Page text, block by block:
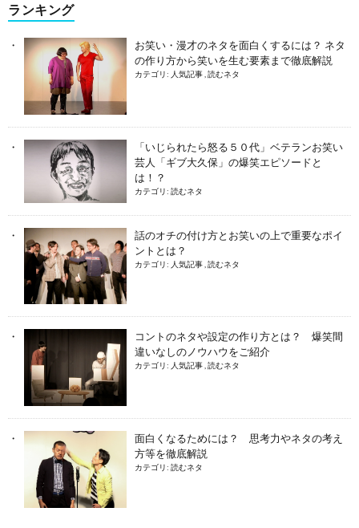
ランキング
お笑い・漫才のネタを面白くするには？ ネタ
の作り方から笑いを生む要素まで徹底解説
カテゴリ: 人気記事 読むネタ
「いじられたら怒る５０代」ベテランお笑い
芸人「ギブ大久保」の爆笑エピソードと
は！？
カテゴリ: 読むネタ
話のオチの付け方とお笑いの上で重要なポイ
ントとは？
カテゴリ: 人気記事 読むネタ
コントのネタや設定の作り方とは？ 爆笑間
違いなしのノウハウをご紹介
カテゴリ: 人気記事,読むネタ
面白くなるためには？ 思考力やネタの考え
方等を徹底解説
カテゴリ: 読むネタ